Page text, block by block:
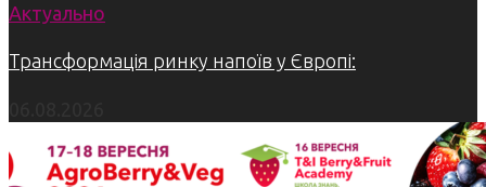
Актуально
Трансформація ринку напоїв у Європі: